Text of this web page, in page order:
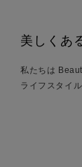
美しくあ
私たちは
ライフスタイ